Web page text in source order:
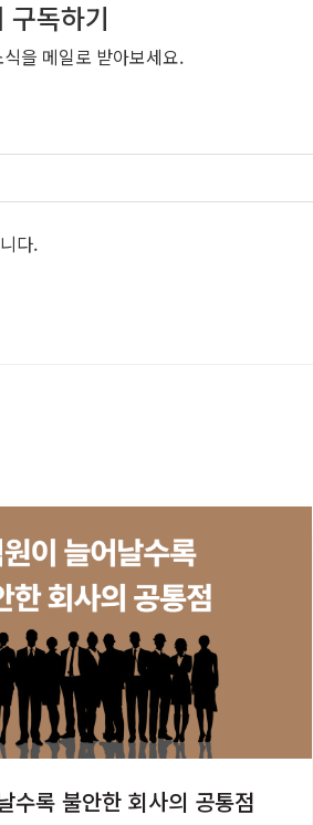
독하기
을 메일로 받아보세요.
다.
수록 불안한 회사의 공통점